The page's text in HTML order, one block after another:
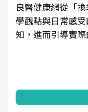
良醫健康網從「
學觀點與日常感
知，進而引導實際